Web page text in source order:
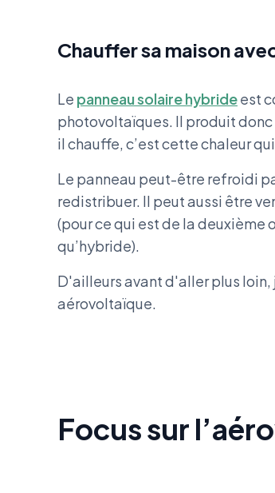
Chauffer sa maison
Le panneau solaire hybrideest
photovoltaïques. Il produit
il chauffe, c’est cette chaleur
Le panneau peut-être refroidi
redistribuer. Il peut aussi être
(pour ce qui est de la
qu’hybride).
D'ailleurs avant d'aller plus
aérovoltaïque.
Focus sur